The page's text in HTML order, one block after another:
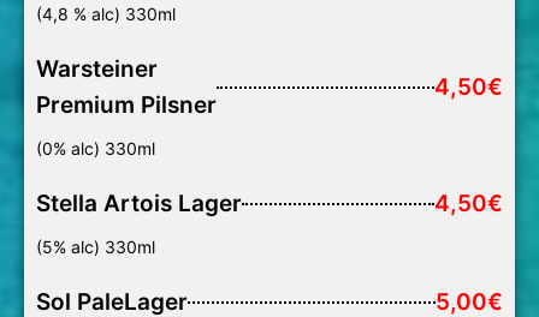
(4,8 % alc) 330ml
Warsteiner
Premium Pilsner
4,50€
(0% alc) 330ml
Stella Artois Lager 4,50€
(5% alc) 330ml
Sol PaleLager 5,00€